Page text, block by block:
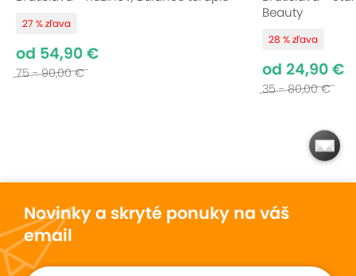
27 % zľava
od 54,90 €
75 - 90,00 €
Beauty
28 % zľava
od 24,90 €
35 - 80,00 €
Novinky a skryté ponuky na váš
email